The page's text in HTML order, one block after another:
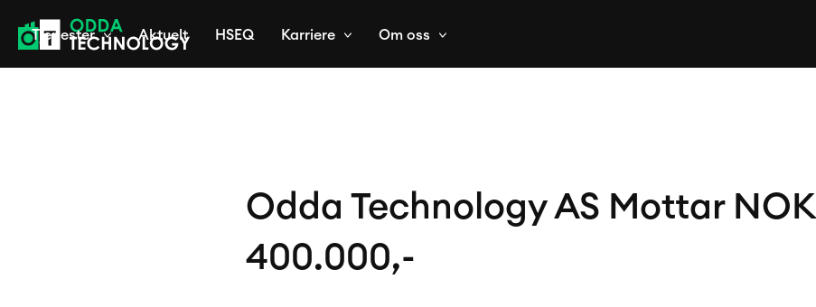
Tjenester Aktuelt HSEQ Karriere Om oss
Odda Technology AS Mottar NOK
400.000,-